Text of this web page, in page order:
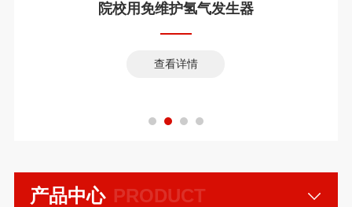
院校用免维护氢气发生器
查看详情
PRODUCT
产品中心